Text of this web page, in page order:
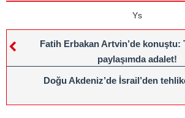
Ys
Fatih Erbakan Artvin’de konuştu:
paylaşımda adalet!
Doğu Akdeniz’de İsrail’den